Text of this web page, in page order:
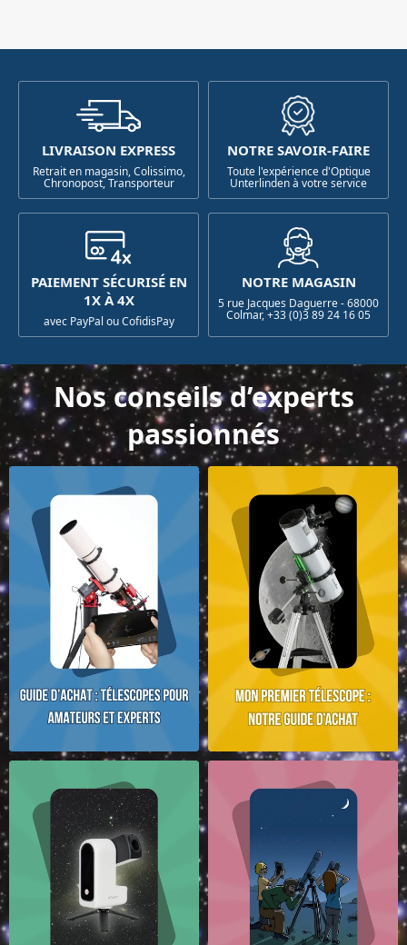
LIVRAISON EXPRESS
Retrait en magasin, Colissimo,
Chronopost, Transporteur
NOTRE SAVOIR-FAIRE
Toute l'expérience d'Optique
Unterlinden à votre service
PAIEMENT SÉCURISÉ EN
1X À 4X
avec PayPal ou CofidisPay
NOTRE MAGASIN
5 rue Jacques Daguerre - 68000
Colmar, +33 (0)3 89 24 16 05
Nos conseils d’experts
passionnés